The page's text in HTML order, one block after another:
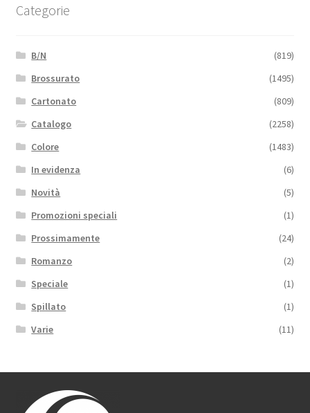
Categorie
B/N
(819)
Brossurato
(1495)
Cartonato
(809)
Catalogo
(2258)
Colore
(1483)
In evidenza
(6)
Novità
(5)
Promozioni speciali
(1)
Prossimamente
(24)
Romanzo
(2)
Speciale
(1)
Spillato
(1)
Varie
(11)